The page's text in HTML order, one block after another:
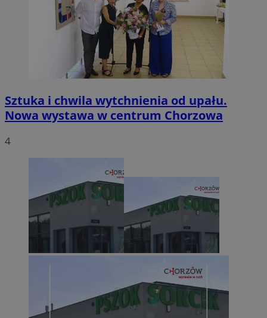
Sztuka i chwila wytchnienia od upału.
Nowa wystawa w centrum Chorzowa
4